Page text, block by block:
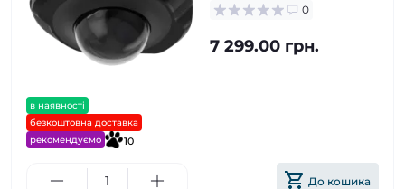
в наявності
безкоштовна доставка
рекомендуємо
10
0
7 299.00 грн.
До кошика